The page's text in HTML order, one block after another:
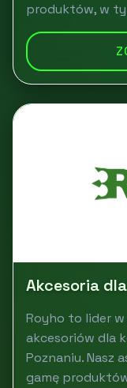
produktów, w
Akcesoria
Royho to lider
akcesoriów dla
Poznaniu. Nasz
gamę